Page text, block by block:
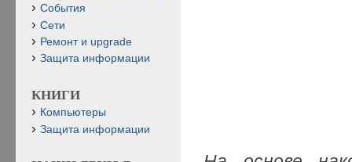
События
Сети
Ремонт и upgrade
Защита информации
КНИГИ
Компьютеры
Защита информации